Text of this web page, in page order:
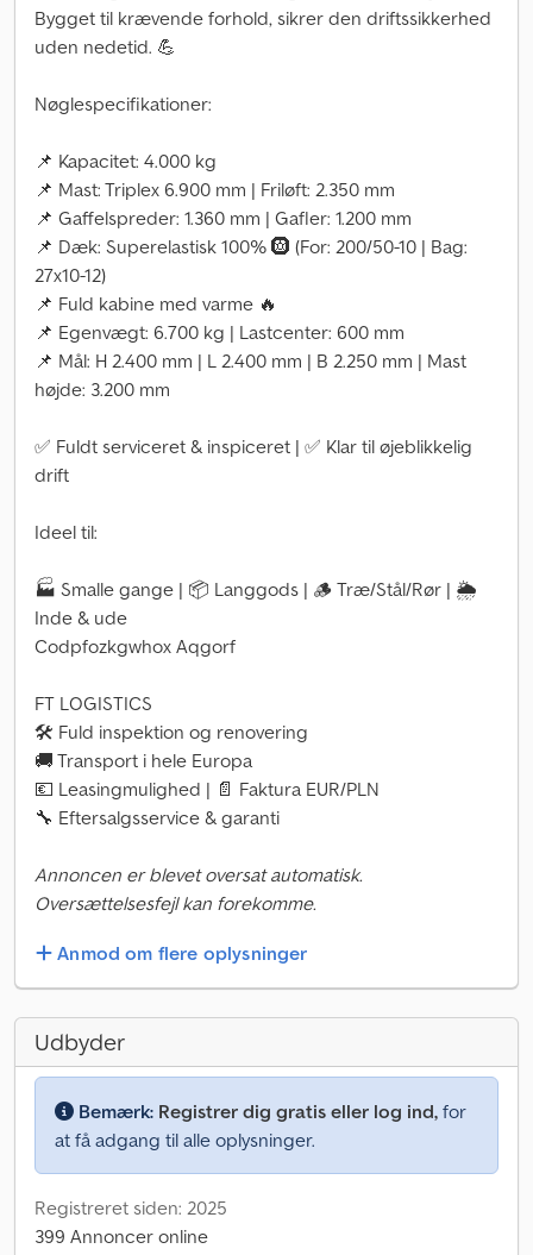
Bygget til krævende forhold, sikrer den driftssikkerhed
uden nedetid. 💪
Nøglespecifikationer:
📌 Kapacitet: 4.000 kg
📌 Mast: Triplex 6.900 mm | Friløft: 2.350 mm
📌 Gaffelspreder: 1.360 mm | Gafler: 1.200 mm
📌 Dæk: Superelastisk 100% 🛞 (For: 200/50-10 | Bag:
27x10-12)
📌 Fuld kabine med varme 🔥
📌 Egenvægt: 6.700 kg | Lastcenter: 600 mm
📌 Mål: H 2.400 mm | L 2.400 mm | B 2.250 mm | Mast
højde: 3.200 mm
✅ Fuldt serviceret & inspiceret | ✅ Klar til øjeblikkelig
drift
Ideel til:
🏭 Smalle gange | 📦 Langgods | 🪵 Træ/Stål/Rør | 🌦
Inde & ude
Codpfozkgwhox Aqgorf
FT LOGISTICS
🛠 Fuld inspektion og renovering
🚚 Transport i hele Europa
💶 Leasingmulighed | 📄 Faktura EUR/PLN
🔧 Eftersalgsservice & garanti
Annoncen er blevet oversat automatisk.
Oversættelsesfejl kan forekomme.
Anmod om flere oplysninger
Udbyder
Bemærk: Registrer dig gratis eller log ind, for
at få adgang til alle oplysninger.
Registreret siden: 2025
399 Annoncer online